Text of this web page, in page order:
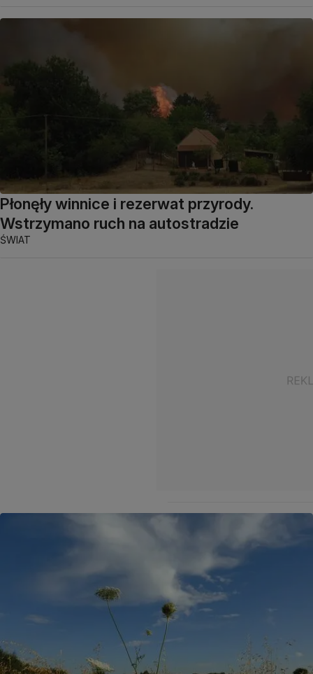
Płonęły winnice i rezerwat przyrody.
Wstrzymano ruch na autostradzie
ŚWIAT